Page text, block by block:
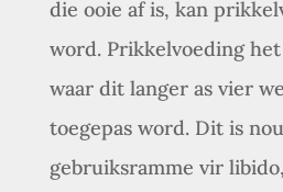
die ooie af is, kan
word. Prikkelvoeding
waar dit langer as vier
toegepas word. Dit is
gebruiksramme vir libido,